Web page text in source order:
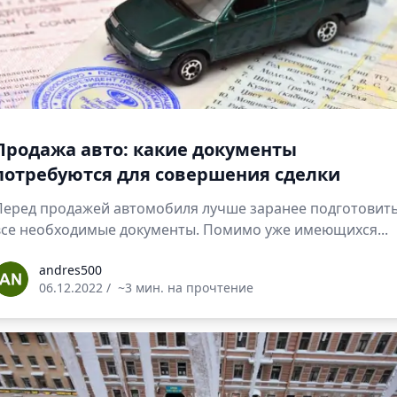
авто: какие документы
для совершения сделки
продажей автомобиля лучше заранее
необходимые документы. Помимо уже имеющихся...
andres500
06.12.2022 / ~3 мин. на прочтение